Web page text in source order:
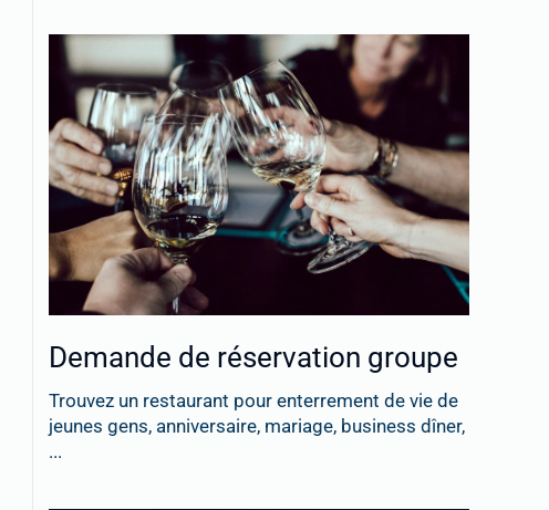
Demande de réservation groupe
Trouvez un restaurant pour enterrement de vie de
jeunes gens, anniversaire, mariage, business dîner,
...